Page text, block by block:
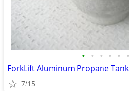
• • • • • •
ForkLift Aluminum Propane Tank
7/15